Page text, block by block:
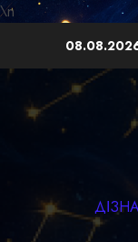
\n
вмісту